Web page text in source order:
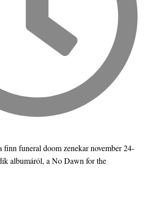
funeral doom zenekar november 24-
albumáról, a No Dawn for the